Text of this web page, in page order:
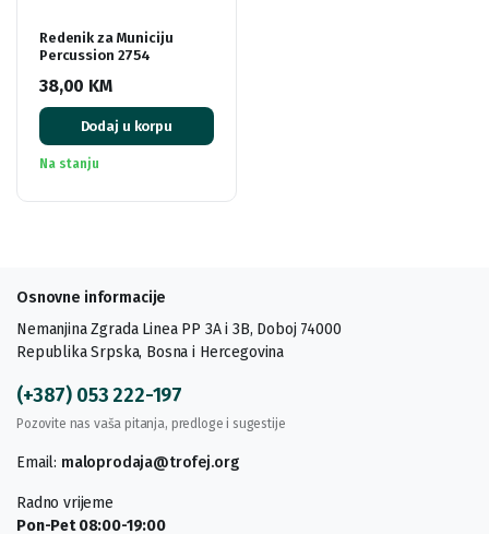
Redenik za Municiju
Percussion 2754
38,00 KM
Dodaj u korpu
Na stanju
Osnovne informacije
Nemanjina Zgrada Linea PP 3A i 3B, Doboj 74000
Republika Srpska, Bosna i Hercegovina
(+387) 053 222-197
Pozovite nas vaša pitanja, predloge i sugestije
Email: maloprodaja@trofej.org
Radno vrijeme
Pon-Pet 08:00-19:00